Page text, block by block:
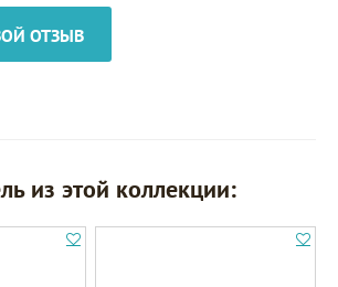
ОТЗЫВ
из этой коллекции: